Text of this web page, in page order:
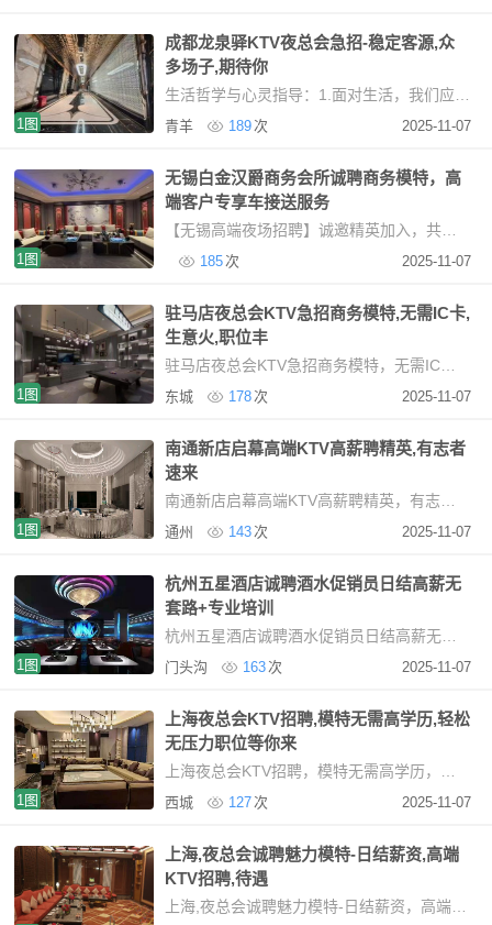
1图
成都龙泉驿KTV夜总会急招-稳定客源,众
多场子,期待你
青羊 189 次 2025-11-07
1图
无锡白金汉爵商务会所诚聘商务模特，高
端客户专享车接送服务
【无锡高端夜场招聘】诚邀精英加入，共创璀璨未来行业标杆平台，打造优质就业环境本市核心
185 次 2025-11-07
1图
驻马店夜总会KTV急招商务模特,无需IC卡,
生意火,职位丰
驻马店夜总会KTV急招商务模特，无需IC卡，生意火，职位丰富高端KTV招聘模特：安全、高薪、无压
东城 178 次 2025-11-07
1图
南通新店启幕高端KTV高薪聘精英,有志者
速来
南通新店启幕高端KTV高薪聘精英，有志者速来坐落于南通核心商圈，毗邻国际五星级酒店，我们
通州 143 次 2025-11-07
1图
杭州五星酒店诚聘酒水促销员日结高薪无
套路+专业培训
杭州五星酒店诚聘酒水促销员日结高薪无套路+专业培训杭州高端KTV诚聘女性服务精英（日薪
门头沟 163 次 2025-11-07
1图
上海夜总会KTV招聘,模特无需高学历,轻松
无压力职位等你来
西城 127 次 2025-11-07
上海,夜总会诚聘魅力模特-日结薪资,高端
KTV招聘,待遇
上海,夜总会诚聘魅力模特-日结薪资，高端KTV招聘，待遇优厚，加入我们上海高端商务KTV招聘信